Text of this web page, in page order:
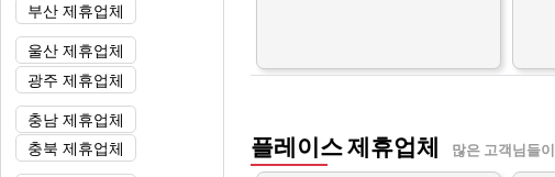
플레이스 제휴업체 많은 고객님들
부산 제휴업체
울산 제휴업체
광주 제휴업체
충남 제휴업체
충북 제휴업체